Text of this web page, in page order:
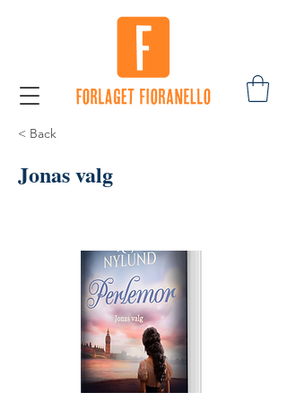
< Back
Jonas valg